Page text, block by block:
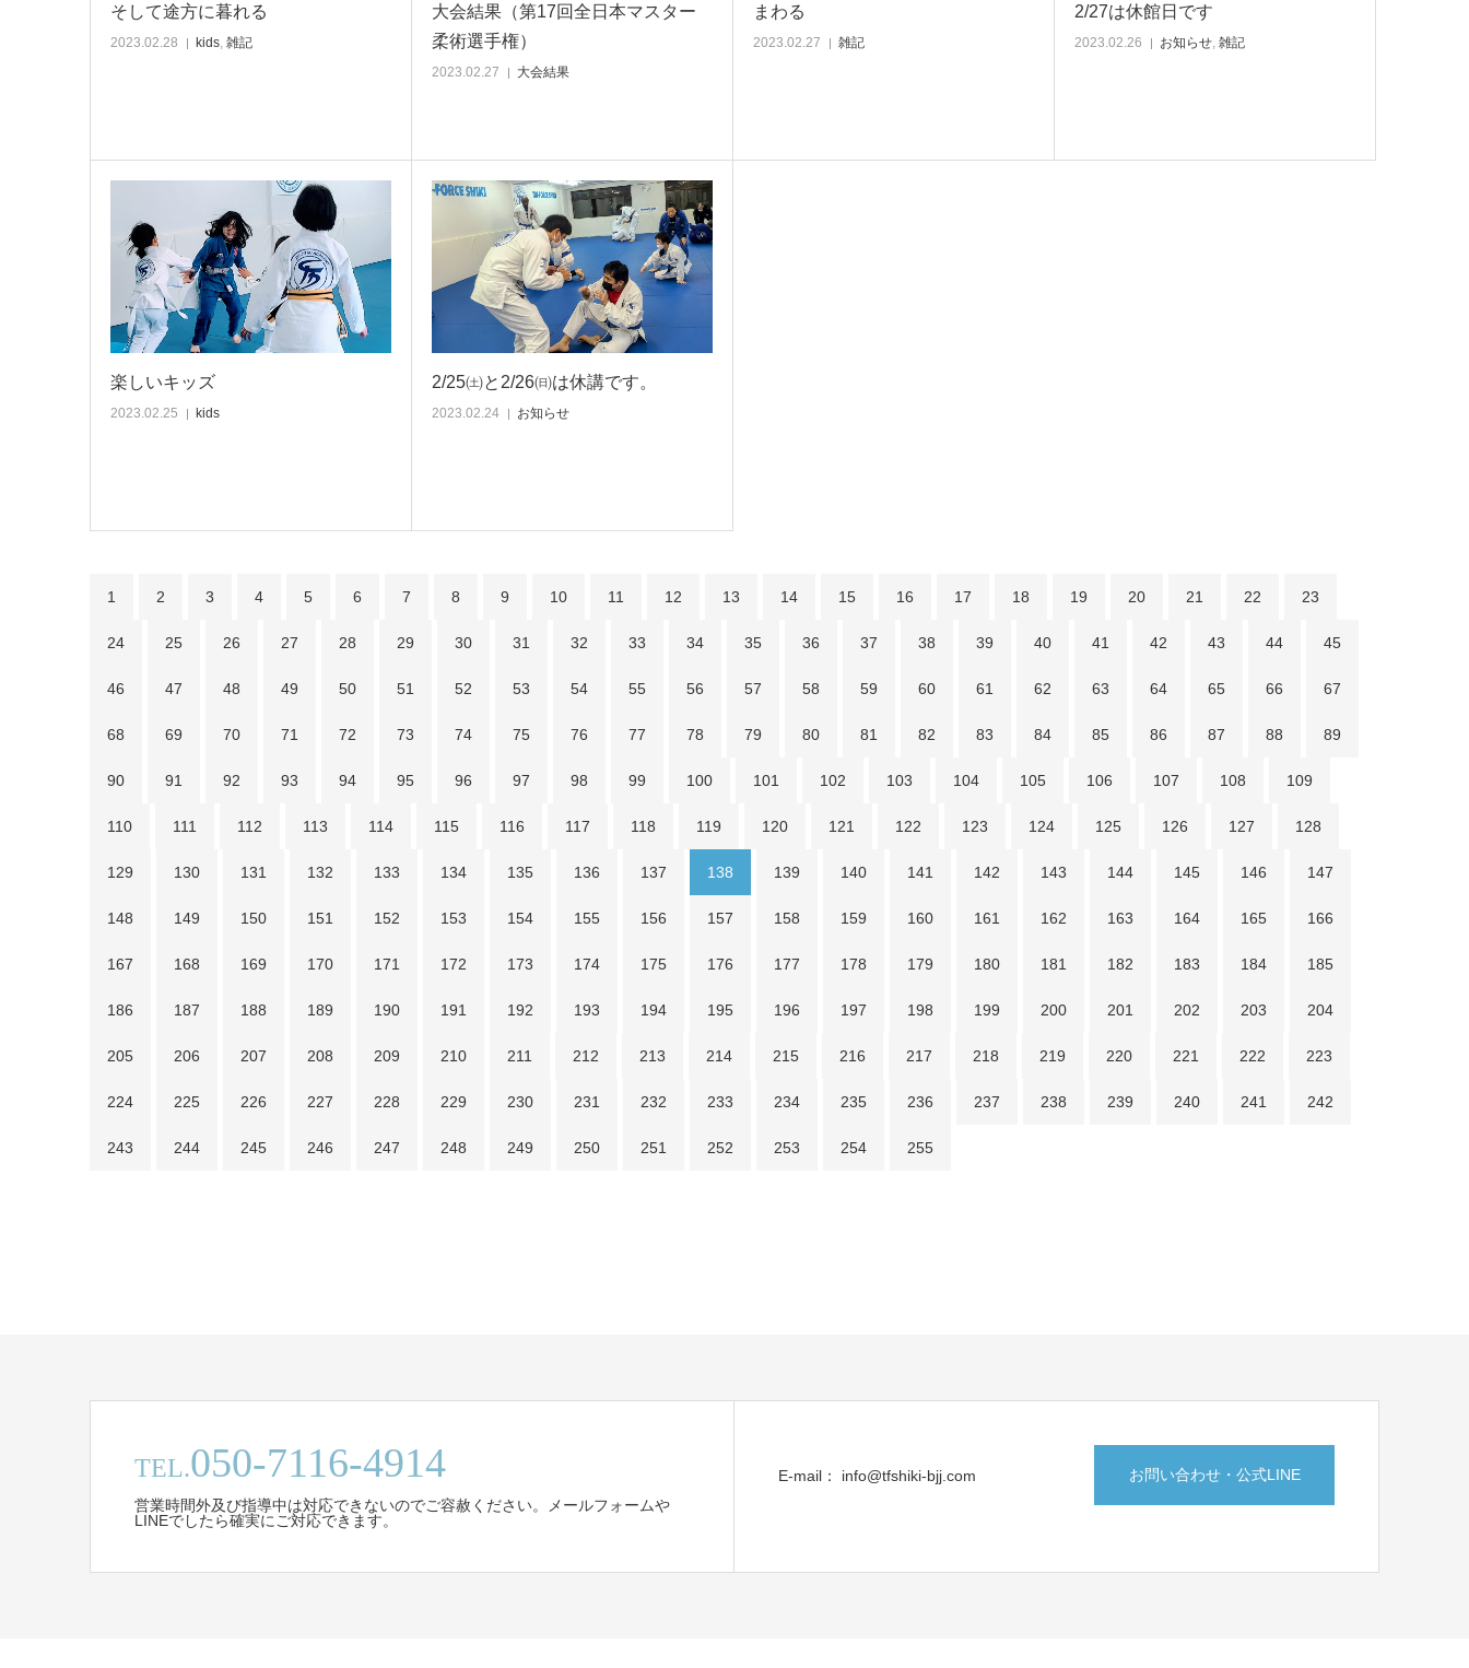
そして途方に暮れる
2023.02.28 kids, 雑記
大会結果（第17回全日本マスター
柔術選手権）
2023.02.27 大会結果
まわる
2023.02.27 雑記
2/27は休館日です
2023.02.26 お知らせ, 雑記
楽しいキッズ
2023.02.25 kids
2/25㈯と2/26㈰は休講です。
2023.02.24 お知らせ
1 2 3 4 5 6 7 8 9 10 11 12 13 14 15 16 17 18 19 20 21 22 23
24 25 26 27 28 29 30 31 32 33 34 35 36 37 38 39 40 41 42 43 44 45
46 47 48 49 50 51 52 53 54 55 56 57 58 59 60 61 62 63 64 65 66 67
68 69 70 71 72 73 74 75 76 77 78 79 80 81 82 83 84 85 86 87 88 89
90 91 92 93 94 95 96 97 98 99 100 101 102 103 104 105 106 107 108 109
110 111 112 113 114 115 116 117 118 119 120 121 122 123 124 125 126 127 128
129 130 131 132 133 134 135 136 137 138 139 140 141 142 143 144 145 146 147
148 149 150 151 152 153 154 155 156 157 158 159 160 161 162 163 164 165 166
167 168 169 170 171 172 173 174 175 176 177 178 179 180 181 182 183 184 185
186 187 188 189 190 191 192 193 194 195 196 197 198 199 200 201 202 203 204
205 206 207 208 209 210 211 212 213 214 215 216 217 218 219 220 221 222 223
224 225 226 227 228 229 230 231 232 233 234 235 236 237 238 239 240 241 242
243 244 245 246 247 248 249 250 251 252 253 254 255
TEL.050-7116-4914
営業時間外及び指導中は対応できないのでご容赦ください。メールフォームや
LINEでしたら確実にご対応できます。
E-mail： info@tfshiki-bjj.com お問い合わせ・公式LINE